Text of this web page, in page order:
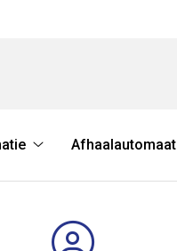
informatie
Afhaalautomaat